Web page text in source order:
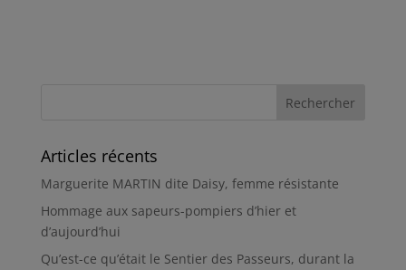
Articles récents
Marguerite MARTIN dite Daisy, femme résistante
Hommage aux sapeurs-pompiers d’hier et
d’aujourd’hui
Qu’est-ce qu’était le Sentier des Passeurs, durant la